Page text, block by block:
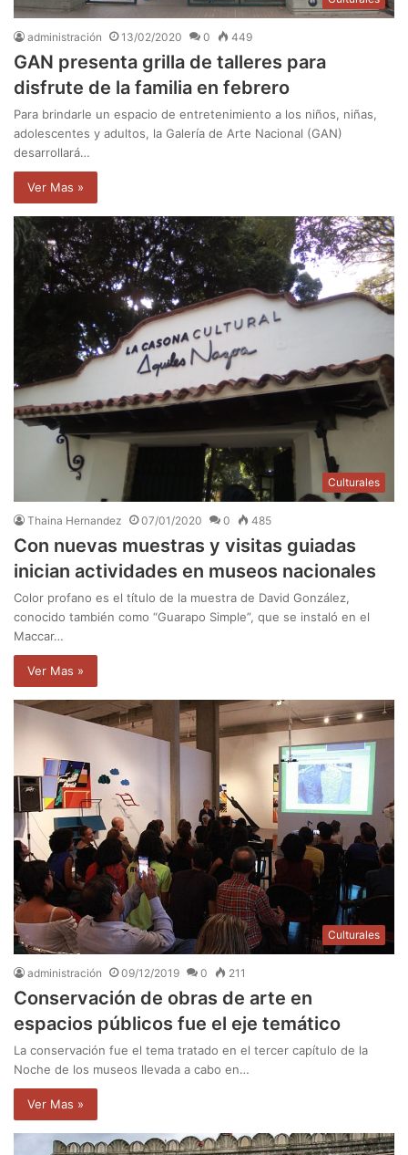
administración 13/02/2020 0 449
GAN presenta grilla de talleres para
disfrute de la familia en febrero
Para brindarle un espacio de entretenimiento a los niños, niñas,
adolescentes y adultos, la Galería de Arte Nacional (GAN)
desarrollará…
Ver Mas »
Culturales
Thaina Hernandez 07/01/2020 0 485
Con nuevas muestras y visitas guiadas
inician actividades en museos nacionales
Color profano es el título de la muestra de David González,
conocido también como “Guarapo Simple”, que se instaló en el
Maccar…
Ver Mas »
Culturales
administración 09/12/2019 0 211
Conservación de obras de arte en
espacios públicos fue el eje temático
La conservación fue el tema tratado en el tercer capítulo de la
Noche de los museos llevada a cabo en…
Ver Mas »